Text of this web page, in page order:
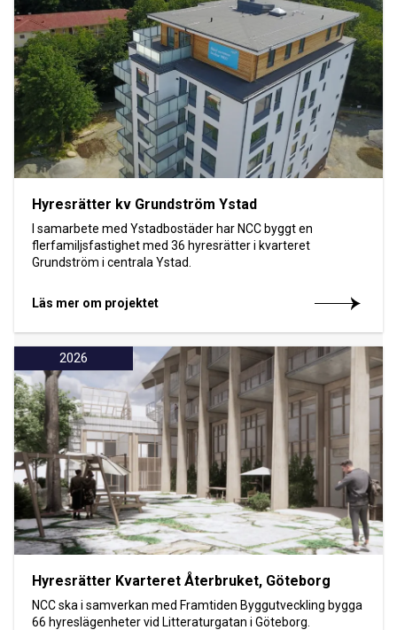
Hyresrätter kv Grundström Ystad
I samarbete med Ystadbostäder har NCC byggt en
flerfamiljsfastighet med 36 hyresrätter i kvarteret
Grundström i centrala Ystad.
Läs mer om projektet
2026
Hyresrätter Kvarteret Återbruket, Göteborg
NCC ska i samverkan med Framtiden Byggutveckling bygga
66 hyreslägenheter vid Litteraturgatan i Göteborg.